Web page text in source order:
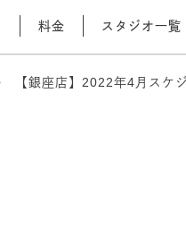
料金 スタジオ一覧
【銀座店】2022年4月スケ